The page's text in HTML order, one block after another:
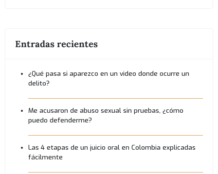
Entradas recientes
¿Qué pasa si aparezco en un video donde ocurre un
delito?
Me acusaron de abuso sexual sin pruebas, ¿cómo
puedo defenderme?
Las 4 etapas de un juicio oral en Colombia explicadas
fácilmente